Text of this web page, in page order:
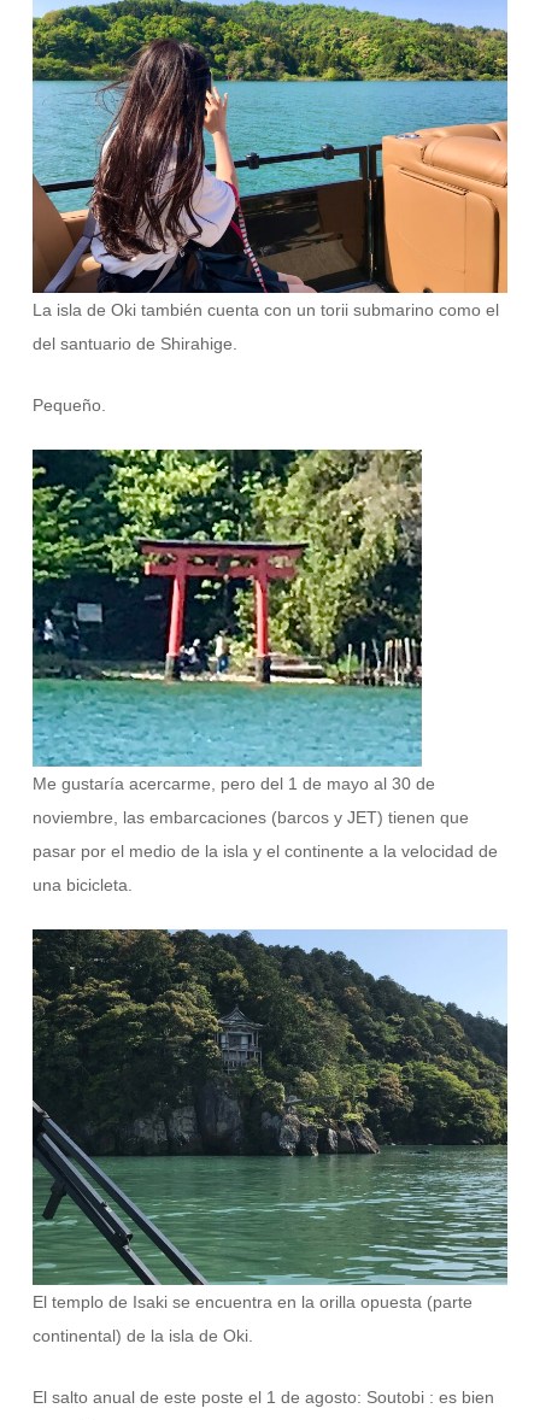
La isla de Oki también cuenta con un torii submarino como el
del santuario de Shirahige.
Pequeño.
Me gustaría acercarme, pero del 1 de mayo al 30 de
noviembre, las embarcaciones (barcos y JET) tienen que
pasar por el medio de la isla y el continente a la velocidad de
una bicicleta.
El templo de Isaki se encuentra en la orilla opuesta (parte
continental) de la isla de Oki.
El salto anual de este poste el 1 de agosto: Soutobi : es bien